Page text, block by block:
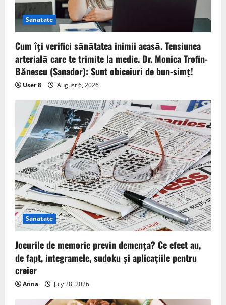
Sanatate
Cum îți verifici sănătatea inimii acasă. Tensiunea
arterială care te trimite la medic. Dr. Monica Trofin-
Bănescu (Sanador): Sunt obiceiuri de bun-simț!
User 8 August 6, 2026
Sanatate
Jocurile de memorie previn demența? Ce efect au,
de fapt, integramele, sudoku și aplicațiile pentru
creier
Anna July 28, 2026